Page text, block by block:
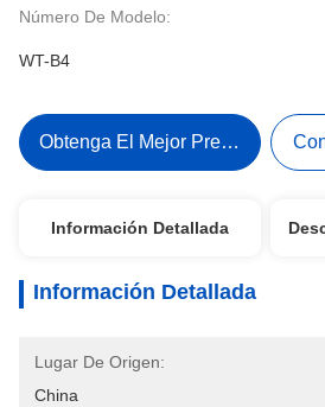
Número De Modelo:
WT-B4
Obtenga El Mejor Precio
Información Detallada
Información Detallada
Lugar De Origen:
China